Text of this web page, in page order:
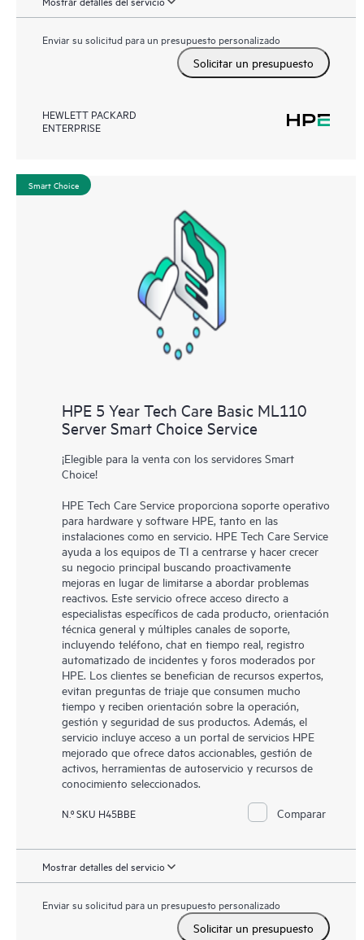
Enviar su solicitud para un presupuesto personalizado
Solicitar un presupuesto
HEWLETT PACKARD
ENTERPRISE
Smart Choice
HPE 5 Year Tech Care Basic ML110
Server Smart Choice Service
¡Elegible para la venta con los servidores Smart
Choice!
HPE Tech Care Service proporciona soporte operativo
para hardware y software HPE, tanto en las
instalaciones como en servicio. HPE Tech Care Service
ayuda a los equipos de TI a centrarse y hacer crecer
su negocio principal buscando proactivamente
mejoras en lugar de limitarse a abordar problemas
reactivos. Este servicio ofrece acceso directo a
especialistas específicos de cada producto, orientación
técnica general y múltiples canales de soporte,
incluyendo teléfono, chat en tiempo real, registro
automatizado de incidentes y foros moderados por
HPE. Los clientes se benefician de recursos expertos,
evitan preguntas de triaje que consumen mucho
tiempo y reciben orientación sobre la operación,
gestión y seguridad de sus productos. Además, el
servicio incluye acceso a un portal de servicios HPE
mejorado que ofrece datos accionables, gestión de
activos, herramientas de autoservicio y recursos de
conocimiento seleccionados.
N.º SKU H45BBE Comparar
Mostrar detalles del servicio
Enviar su solicitud para un presupuesto personalizado
Solicitar un presupuesto